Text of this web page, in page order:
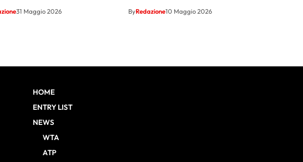
31 Maggio 2026 ByRedazione10 Maggio 2026
HOME
ENTRY LIST
NEWS
WTA
ATP